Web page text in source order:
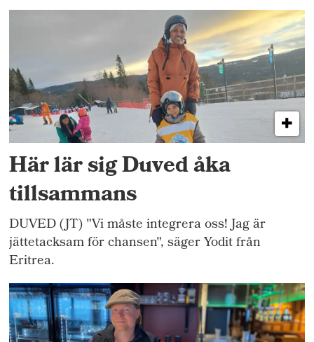
Här lär sig Duved åka
tillsammans
DUVED (JT) "Vi måste integrera oss! Jag är
jättetacksam för chansen", säger Yodit från
Eritrea.